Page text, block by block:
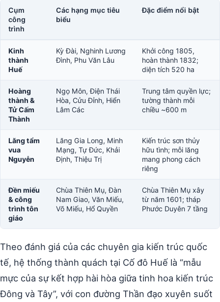
Cụm
công
trình
Các hạng mục tiêu
biểu
Đặc điểm nổi bật
Kinh
thành
Huế
Kỳ Đài, Nghinh Lương
Đình, Phu Văn Lâu
Khởi công 1805,
hoàn thành 1832;
diện tích 520 ha
Hoàng
thành &
Tử Cấm
Thành
Ngọ Môn, Điện Thái
Hòa, Cửu Đỉnh, Hiển
Lâm Các
Trung tâm quyền lực;
tường thành mỗi
chiều ~600 m
Lăng tẩm
vua
Nguyễn
Lăng Gia Long, Minh
Mạng, Tự Đức, Khải
Định, Thiệu Trị
Kiến trúc sơn thủy
hữu tình; mỗi lăng
mang phong cách
riêng
Đền miếu
& công
trình tôn
giáo
Chùa Thiên Mụ, Đàn
Nam Giao, Văn Miếu,
Võ Miếu, Hổ Quyền
Chùa Thiên Mụ xây
từ năm 1601; tháp
Phước Duyên 7 tầng
Theo đánh giá của các chuyên gia kiến trúc quốc
tế, hệ thống thành quách tại Cố đô Huế là “mẫu
mực của sự kết hợp hài hòa giữa tinh hoa kiến trúc
Đông và Tây”, với con đường Thần đạo xuyên suốt